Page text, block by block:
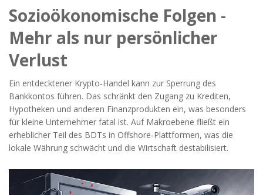
Sozioökonomische Folgen -
Mehr als nur persönlicher
Verlust
Ein entdecktener Krypto‑Handel kann zur Sperrung des
Bankkontos führen. Das schränkt den Zugang zu Krediten,
Hypotheken und anderen Finanzprodukten ein, was besonders
für kleine Unternehmer fatal ist. Auf Makroebene fließt ein
erheblicher Teil des BDTs in Offshore‑Plattformen, was die
lokale Währung schwächt und die Wirtschaft destabilisiert.